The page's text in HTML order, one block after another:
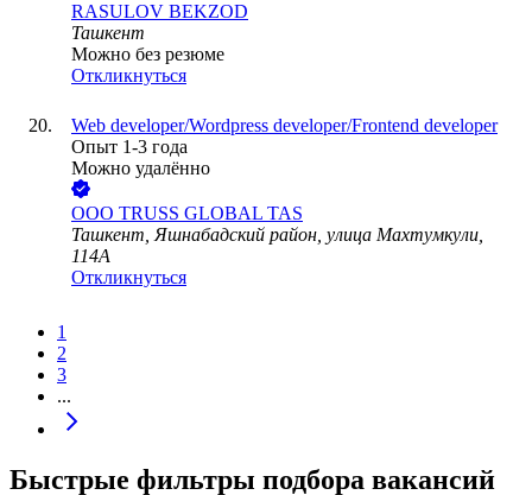
RASULOV BEKZOD
Ташкент
Можно без резюме
Откликнуться
Web developer/Wordpress developer/Frontend developer
Опыт 1-3 года
Можно удалённо
ООО TRUSS GLOBAL TAS
Ташкент, Яшнабадский район, улица Махтумкули,
114А
Откликнуться
1
2
3
...
Быстрые фильтры подбора вакансий